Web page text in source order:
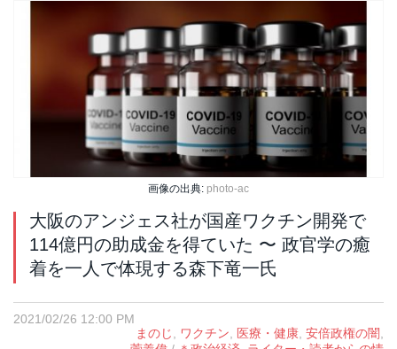
画像の出典: photo-ac
大阪のアンジェス社が国産ワクチン開発で
114億円の助成金を得ていた 〜 政官学の癒
着を一人で体現する森下竜一氏
2021/02/26 12:00 PM
まのじ, ワクチン, 医療・健康, 安倍政権の闇,